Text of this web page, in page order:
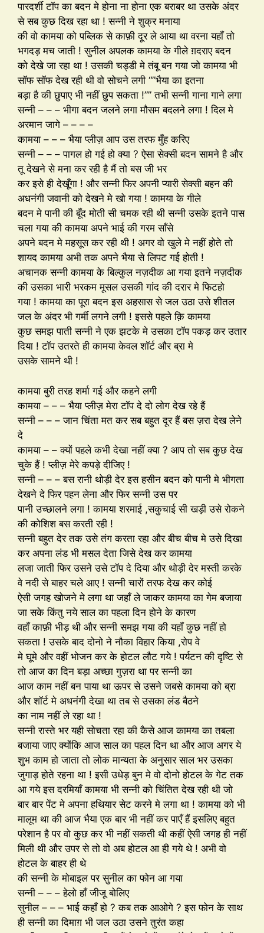
पारदर्शी टॉप का बदन मे होना ना होना एक बराबर था उसके अंदर
से सब कुछ दिख रहा था ! सन्नी ने शुक्र मनाया
की वो कामया को पब्लिक से काफ़ी दूर ले आया था वरना यहाँ तो
भगदड़ मच जाती ! सुनील अपलक कामया के गीले ग़दराए बदन
को देखे जा रहा था ! उसकी चड्डी मे तंबू बन गया जो कामया भी
सॉफ सॉफ देख रही थी वो सोचने लगी “”भैया का इतना
बड़ा है की छुपाए भी नहीं छुप सकता !”” तभी सन्नी गाना गाने लगा
सन्नी – – – भीगा बदन जलने लगा मौसम बदलने लगा ! दिल मे
अरमान जागे – – – –
कामया – – – भैया प्लीज़ आप उस तरफ मुँह करिए
सन्नी – – – पागल हो गई हो क्या ? ऐसा सेक्सी बदन सामने है और
तू देखने से मना कर रही है मैं तो बस जी भर
कर इसे ही देखूँगा ! और सन्नी फिर अपनी प्यारी सेक्सी बहन की
अधनंगी जवानी को देखने मे खो गया ! कामया के गीले
बदन मे पानी की बूँद मोती सी चमक रही थी सन्नी उसके इतने पास
चला गया की कामया अपने भाई की गरम साँसे
अपने बदन मे महसूस कर रही थी ! अगर वो खुले मे नहीं होते तो
शायद कामया अभी तक अपने भैया से लिपट गई होती !
अचानक सन्नी कामया के बिल्कुल नज़दीक आ गया इतने नज़दीक
की उसका भारी भरकम मूसल उसकी गांद की दरार मे फिटहो
गया ! कामया का पूरा बदन इस अहसास से जल उठा उसे शीतल
जल के अंदर भी गर्मी लगने लगी ! इससे पहले क़ि कामया
कुछ समझ पाती सन्नी ने एक झटके मे उसका टॉप पकड़ कर उतार
दिया ! टॉप उतरते ही कामया केवल शॉर्ट और ब्रा मे
उसके सामने थी !
कामया बुरी तरह शर्मा गई और कहने लगी
कामया – – – भैया प्लीज़ मेरा टॉप दे दो लोग देख रहे हैं
सन्नी – – – जान चिंता मत कर सब बहुत दूर हैं बस ज़रा देख लेने
दे
कामया – – क्यों पहले कभी देखा नहीं क्या ? आप तो सब कुछ देख
चुके हैं ! प्लीज़ मेरे कपड़े दीजिए !
सन्नी – – – बस रानी थोड़ी देर इस हसीन बदन को पानी मे भीगता
देखने दे फिर पहन लेना और फिर सन्नी उस पर
पानी उच्छालने लगा ! कामया शरमाई ,सकुचाई सी खड़ी उसे रोकने
की कोशिश बस करती रही !
सन्नी बहुत देर तक उसे तंग करता रहा और बीच बीच मे उसे दिखा
कर अपना लंड भी मसल देता जिसे देख कर कामया
लजा जाती फिर उसने उसे टॉप दे दिया और थोड़ी देर मस्ती करके
वे नदी से बाहर चले आए ! सन्नी चारों तरफ देख कर कोई
ऐसी जगह खोजने मे लगा था जहाँ ले जाकर कामया का गेम बजाया
जा सके किंतु नये साल का पहला दिन होने के कारण
वहाँ काफ़ी भीड़ थी और सन्नी समझ गया की यहाँ कुछ नहीं हो
सकता ! उसके बाद दोनो ने नौका विहार किया ,रोप वे
मे घूमे और वहीं भोजन कर के होटल लौट गये ! पर्यटन की दृष्टि से
तो आज का दिन बड़ा अच्छा गुज़रा था पर सन्नी का
आज काम नहीं बन पाया था ऊपर से उसने जबसे कामया को ब्रा
और शॉर्ट मे अधनंगी देखा था तब से उसका लंड बैठने
का नाम नहीं ले रहा था !
सन्नी रास्ते भर यही सोचता रहा की कैसे आज कामया का तबला
बजाया जाए क्योंकि आज साल का पहल दिन था और आज अगर ये
शुभ काम हो जाता तो लोक मान्यता के अनुसार साल भर उसका
जुगाड़ होते रहना था ! इसी उधेड़ बुन मे वो दोनो होटल के गेट तक
आ गये इस दरमियाँ कामया भी सन्नी को चिंतित देख रही थी जो
बार बार पेंट मे अपना हथियार सेट करने मे लगा था ! कामया को भी
मालूम था की आज भैया एक बार भी नहीं कर पाएँ हैं इसलिए बहुत
परेशान है पर वो कुछ कर भी नहीं सकती थी कहीं ऐसी जगह ही नहीं
मिली थी और उपर से तो वो अब होटल आ ही गये थे ! अभी वो
होटल के बाहर ही थे
की सन्नी के मोबाइल पर सुनील का फोन आ गया
सन्नी – – – हेलो हाँ जीजू बोलिए
सुनील – – – भाई कहाँ हो ? कब तक आओगे ? इस फोन के साथ
ही सन्नी का दिमाग़ भी जल उठा उसने तुरंत कहा